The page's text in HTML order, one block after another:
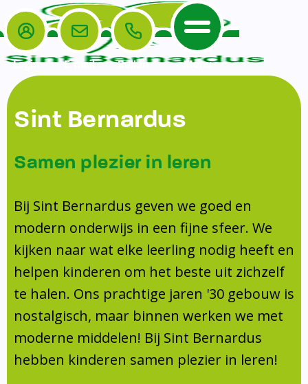
Home
De School
Veiligheidsplan
Onderwijs
Leerlingenraad
Leerlingenzorg
Doorstroomtoets
Jeugdprofessional op school
Centrum Jeugd en Gezin
Schoollogopedie
schoolondersteuningsprofiel
Schooltijden
Absentie
Vakanties
Aanmelden
Het Team
Ouders
Ouders
Tussenschoolse opvang
Activiteitencommissie (AC)
Medezeggenschapsraad (MR)
Formulieren
Klachtenregeling
Contact
Login E-mail Bellen Menu
Sint Bernardus
Samen plezier in leren
Bij Sint Bernardus geven we goed en
modern onderwijs in een fijne sfeer. We
kijken naar wat elke leerling nodig heeft en
helpen kinderen om het beste uit zichzelf
te halen. Ons prachtige jaren '30 gebouw is
nostalgisch, maar binnen werken we met
moderne middelen! Bij Sint Bernardus
hebben kinderen samen plezier in leren!